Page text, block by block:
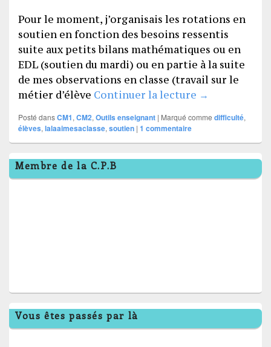
Pour le moment, j’organisais les rotations en
soutien en fonction des besoins ressentis
suite aux petits bilans mathématiques ou en
EDL (soutien du mardi) ou en partie à la suite
de mes observations en classe (travail sur le
métier d’élève Continuer la lecture I understand
→
Posté dansCM1, CM2, Outils enseignant | Marqué comme difficulté,
élèves, lalaaimesaclasse, soutien | 1 commentaire
Zone
principale
de
Membre de la C.P.B
Vous êtes passés par là